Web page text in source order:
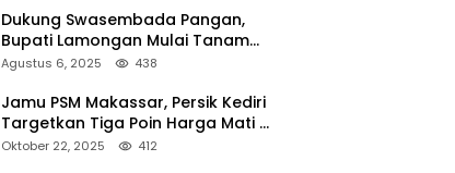
Dukung Swasembada Pangan,
Bupati Lamongan Mulai Tanam
Padi Musim Ketiga
Agustus 6, 2025 438
Jamu PSM Makassar, Persik Kediri
Targetkan Tiga Poin Harga Mati di
Kandang
Oktober 22, 2025 412